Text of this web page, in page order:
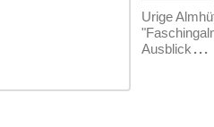
Urige
Ausblick ...